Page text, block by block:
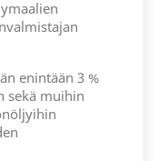
enintään 3 %
sekä muihin